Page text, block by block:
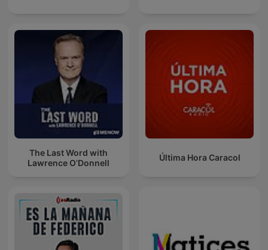
The Last Word with
Lawrence O’Donnell
Última Hora Caracol